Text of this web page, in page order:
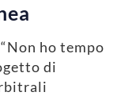
ho tempo
di